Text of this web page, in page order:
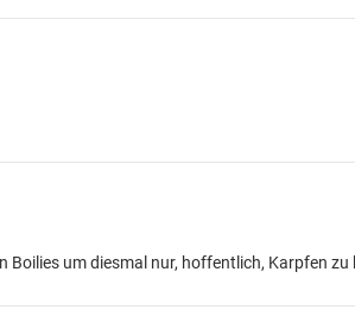
Boilies um diesmal nur, hoffentlich, Karpfen zu